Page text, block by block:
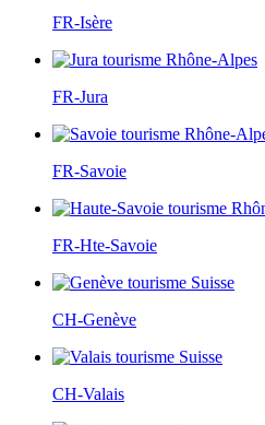
FR-Isère
FR-Jura
FR-Savoie
FR-Hte-Savoie
CH-Genève
CH-Valais